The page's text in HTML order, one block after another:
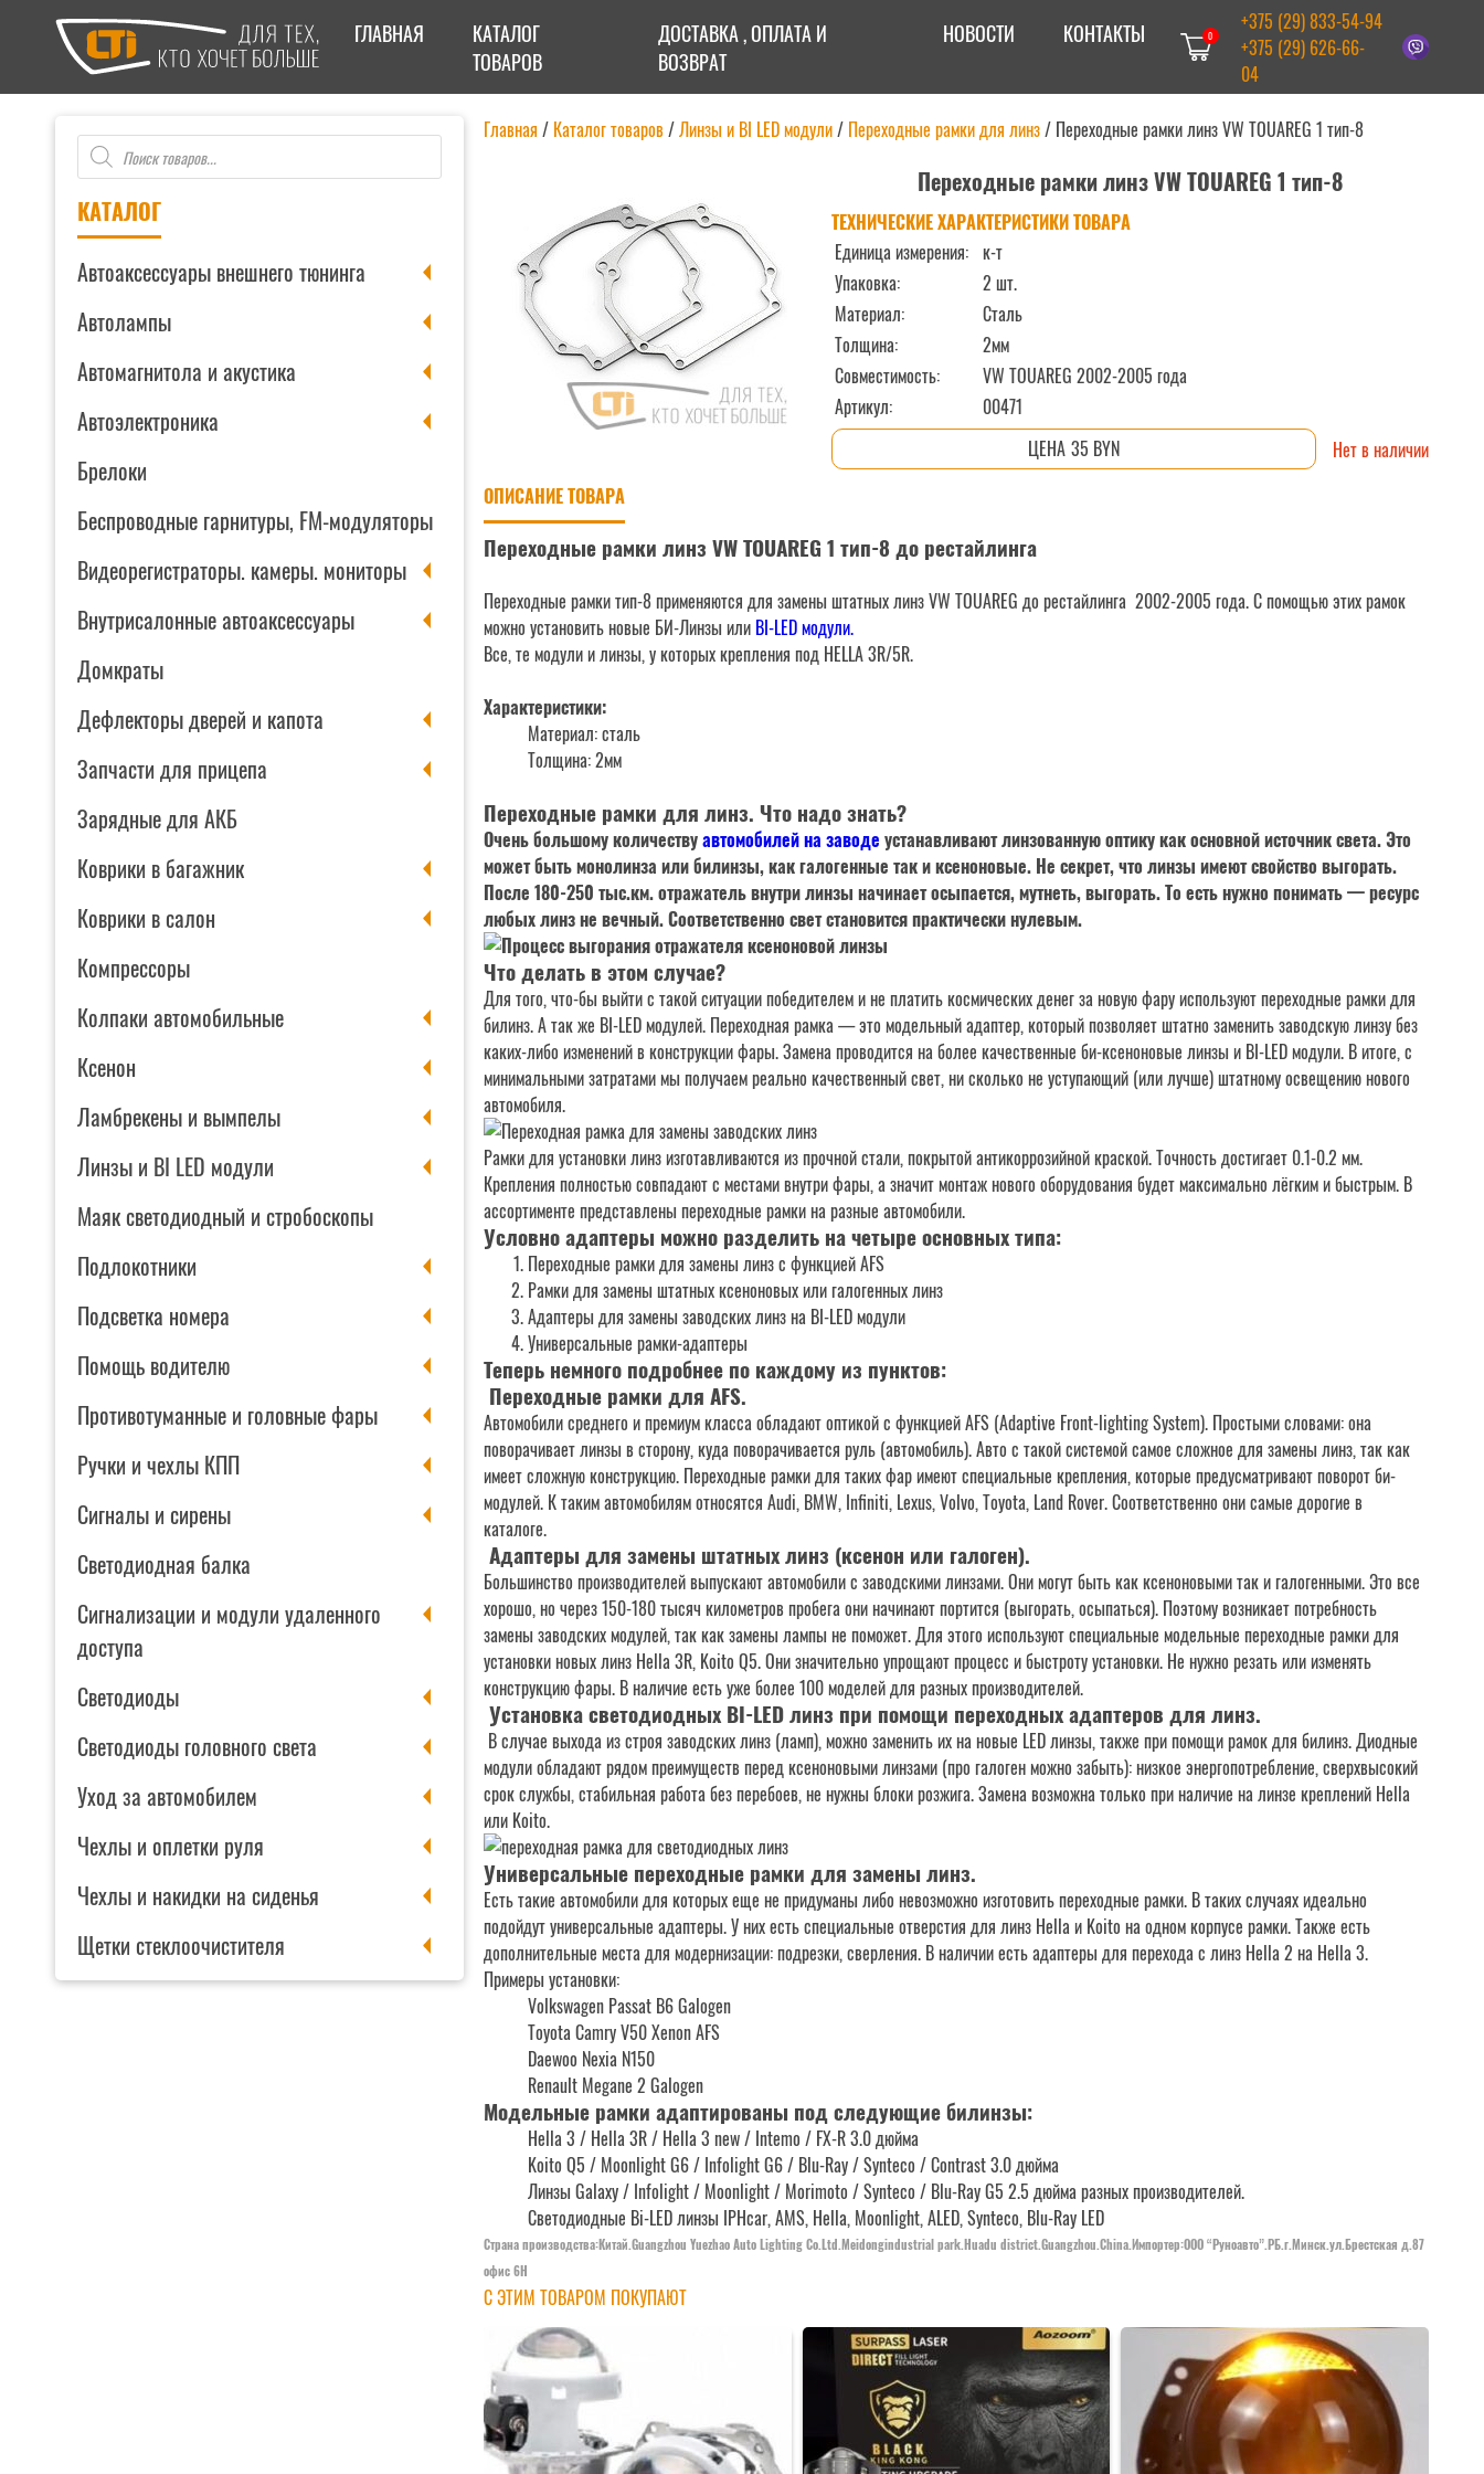
ГЛАВНАЯ
КАТАЛОГ
ТОВАРОВ
ДОСТАВКА , ОПЛАТА И
ВОЗВРАТ
НОВОСТИ КОНТАКТЫ 0
+375 (29) 833-54-94
+375 (29) 626-66-
04
Поиск
товаров
КАТАЛОГ
Автоаксессуары внешнего тюнинга
Автолампы
Автомагнитола и акустика
Автоэлектроника
Брелоки
Беспроводные гарнитуры, FM-модуляторы
Видеорегистраторы. камеры. мониторы
Внутрисалонные автоаксессуары
Домкраты
Дефлекторы дверей и капота
Запчасти для прицепа
Зарядные для АКБ
Коврики в багажник
Коврики в салон
Компрессоры
Колпаки автомобильные
Ксенон
Ламбрекены и вымпелы
Линзы и BI LED модули
Маяк светодиодный и стробоскопы
Подлокотники
Подсветка номера
Помощь водителю
Противотуманные и головные фары
Ручки и чехлы КПП
Сигналы и сирены
Светодиодная балка
Сигнализации и модули удаленного
доступа
Светодиоды
Светодиоды головного света
Уход за автомобилем
Чехлы и оплетки руля
Чехлы и накидки на сиденья
Щетки стеклоочистителя
Главная / Каталог товаров/Линзы и BI LED модули/ Переходные рамки для линз/ Переходные рамки линз VW TOUAREG 1 тип-8
Переходные рамки линз VW TOUAREG 1 тип-8
ТЕХНИЧЕСКИЕ ХАРАКТЕРИСТИКИ ТОВАРА
Единица измерения: к-т
Упаковка:
2 шт.
Материал:
Сталь
Толщина:
2мм
Совместимость:
VW TOUAREG 2002-2005 года
Артикул:
00471
35 BYN
Нет в наличии
ОПИСАНИЕ ТОВАРА
Переходные рамки линз VW TOUAREG 1 тип-8 до рестайлинга
Переходные рамки тип-8 применяются для замены штатных линз VW TOUAREG до рестайлинга 2002-2005 года. С помощью этих рамок
можно установить новые БИ-Линзы или BI-LED модули.
Все, те модули и линзы, у которых крепления под HELLA 3R/5R.
Характеристики:
Материал: сталь
Толщина: 2мм
Переходные рамки для линз. Что надо знать?
Очень большому количествуавтомобилей на заводе устанавливают линзованную оптику как основной источник света. Это
может быть монолинза или билинзы, как галогенные так и ксеноновые. Не секрет, что линзы имеют свойство выгорать.
После 180-250 тыс.км. отражатель внутри линзы начинает осыпается, мутнеть, выгорать. То есть нужно понимать —ресурс
любых линз не вечный. Соответственно свет становится практически нулевым.
Что делать в этом случае?
Для того, что-бы выйти с такой ситуации победителем и не платить космических денег за новую фару используют переходные рамки для
билинз. А так же BI-LED модулей. Переходная рамка — это модельный адаптер, который позволяет штатно заменить заводскую линзу без
каких-либо изменений в конструкции фары. Замена проводится на более качественные би-ксеноновые линзы и BI-LED модули. В итоге, с
минимальными затратами мы получаем реально качественный свет, ни сколько не уступающий (или лучше) штатному освещению нового
автомобиля.
Рамки для установки линз изготавливаются из прочной стали, покрытой антикоррозийной краской. Точность достигает 0.1-0.2 мм.
Крепления полностью совпадают с местами внутри фары, а значит монтаж нового оборудования будет максимально лёгким и быстрым. В
ассортименте представлены переходные рамки на разные автомобили.
Условно адаптеры можно разделить на четыре основных типа:
Переходные рамки для замены линз с функцией AFS
Рамки для замены штатных ксеноновых или галогенных линз
Адаптеры для замены заводских линз на BI-LED модули
Универсальные рамки-адаптеры
Теперь немного подробнее по каждому из пунктов:
Переходные рамки для AFS.
Автомобили среднего и премиум класса обладают оптикой с функцией AFS (Adaptive Front-lighting System). Простыми словами: она
поворачивает линзы в сторону, куда поворачивается руль (автомобиль). Авто с такой системой самое сложное для замены линз, так как
имеет сложную конструкцию. Переходные рамки для таких фар имеют специальные крепления, которые предусматривают поворот би-
модулей. К таким автомобилям относятся Audi, BMW, Infiniti, Lexus, Volvo, Toyota, Land Rover. Соответственно они самые дорогие в
каталоге.
Адаптеры для замены штатных линз (ксенон или галоген).
Большинство производителей выпускают автомобили с заводскими линзами. Они могут быть как ксеноновыми так и галогенными. Это все
хорошо, но через 150-180 тысяч километров пробега они начинают портится (выгорать, осыпаться). Поэтому возникает потребность
замены заводских модулей, так как замены лампы не поможет. Для этого используют специальные модельные переходные рамки для
установки новых линз Hella 3R, Koito Q5. Они значительно упрощают процесс и быстроту установки. Не нужно резать или изменять
конструкцию фары. В наличие есть уже более 100 моделей для разных производителей.
Установка светодиодных BI-LED линз при помощи переходных адаптеров для линз.
В случае выхода из строя заводских линз (ламп), можно заменить их на новые LED линзы, также при помощи рамок для билинз. Диодные
модули обладают рядом преимуществ перед ксеноновыми линзами (про галоген можно забыть): низкое энергопотребление, сверхвысокий
срок службы, стабильная работа без перебоев, не нужны блоки розжига. Замена возможна только при наличие на линзе креплений Hella
или Koito.
Универсальные переходные рамки для замены линз.
Есть такие автомобили для которых еще не придуманы либо невозможно изготовить переходные рамки. В таких случаях идеально
подойдут универсальные адаптеры. У них есть специальные отверстия для линз Hella и Koito на одном корпусе рамки. Также есть
дополнительные места для модернизации: подрезки, сверления. В наличии есть адаптеры для перехода с линз Hella 2 на Hella 3.
Примеры установки:
Volkswagen Passat B6 Galogen
Toyota Camry V50 Xenon AFS
Daewoo Nexia N150
Renault Megane 2 Galogen
Модельные рамки адаптированы под следующие билинзы:
Hella 3 / Hella 3R / Hella 3 new / Intemo / FX-R 3.0 дюйма
Koito Q5 / Moonlight G6 / Infolight G6 / Blu-Ray / Synteco / Contrast 3.0 дюйма
Линзы Galaxy / Infolight / Moonlight / Morimoto / Synteco / Blu-Ray G5 2.5 дюйма разных производителей.
Светодиодные Bi-LED линзы IPHcar, AMS, Hella, Moonlight, ALED, Synteco, Blu-Ray LED
Страна производства:Китай.Guangzhou Yuezhao Auto Lighting Co.Ltd.Meidongindustrial park.Huadu district.Guangzhou.China.Импортер:OOO “Руноавто”.РБ.г.Минск.ул.Брестская д.87
офис 6Н
С ЭТИМ ТОВАРОМ ПОКУПАЮТ